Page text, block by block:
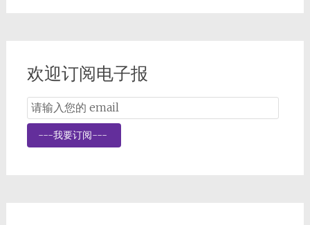
欢迎订阅电子报
Email
Subscription
---我要订阅---